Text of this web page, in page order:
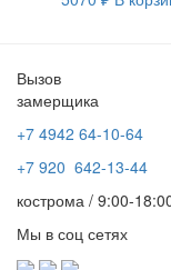
Вызов
замерщика
+7 4942 64-10-64
+7 920 642-13-44
кострома / 9:00-
Мы в соц сетях